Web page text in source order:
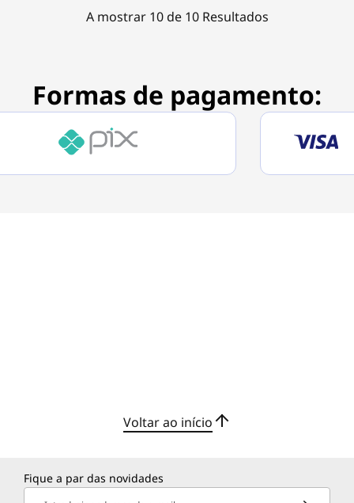
A mostrar 10 de 10 Resultados
Formas de pagamento:
Voltar ao início
Fique a par das novidades